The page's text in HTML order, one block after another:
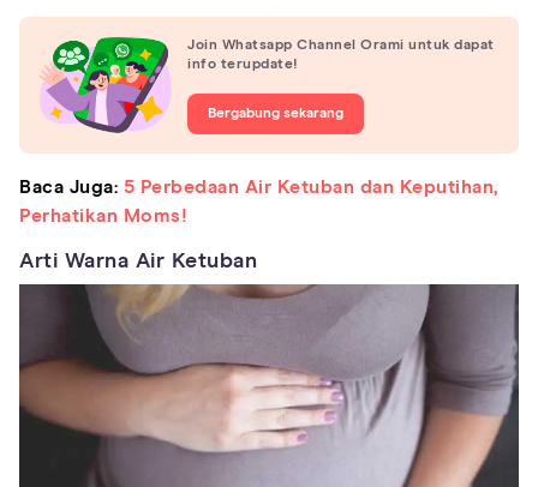
Join Whatsapp Channel Orami untuk dapat
info terupdate!
Bergabung sekarang
Baca Juga: 5 Perbedaan Air Ketuban dan Keputihan,
Perhatikan Moms!
Arti Warna Air Ketuban